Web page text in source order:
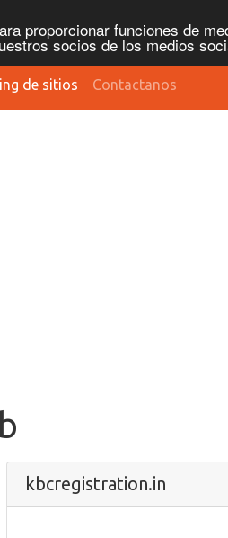
proporcionar funciones de
socios de los medios
de sitios Contactanos
kbcregistration.in